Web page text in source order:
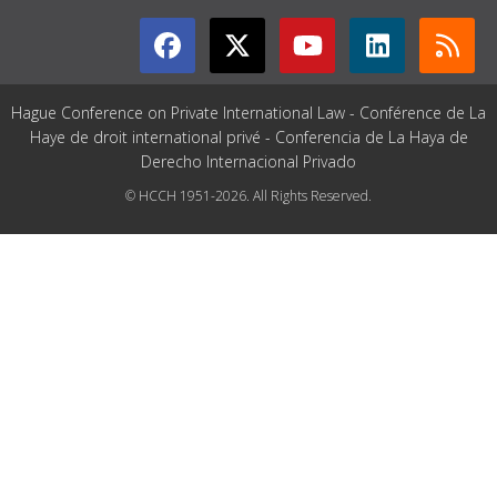
Hague Conference on Private International Law - Conférence de La
Haye de droit international privé - Conferencia de La Haya de
Derecho Internacional Privado
© HCCH 1951-2026. All Rights Reserved.